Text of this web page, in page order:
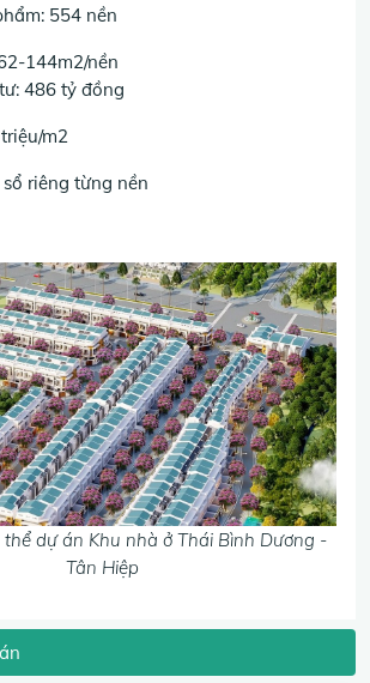
554 nền
144m2/nền
486 tỷ đồng
m2
riêng từng nền
dự án Khu nhà ở Thái Bình Dương -
Tân Hiệp